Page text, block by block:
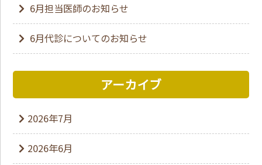
6月担当医師のお知らせ
6月代診についてのお知らせ
アーカイブ
2026年7月
2026年6月